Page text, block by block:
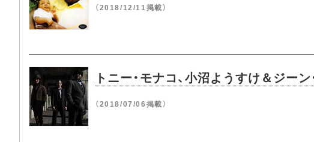
（2018/12/11掲載）
トニー・モナコ、小沼ようすけ＆ジー
（2018/07/06掲載）